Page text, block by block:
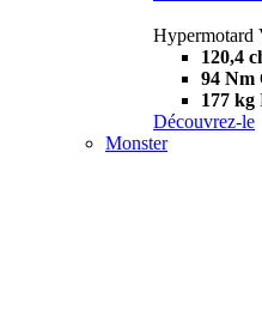
Hypermotard
120,4
94 Nm
177 kg
Découvrez-le
Monster